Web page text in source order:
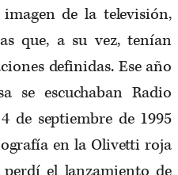
de la televisión,
que, a su vez, tenían
definidas. Ese año
se escuchaban Radio
de septiembre de 1995
en la Olivetti roja